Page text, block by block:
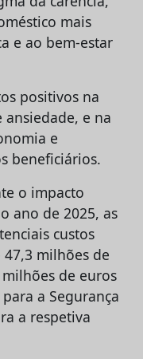
mais
e ao bem-estar
positivos na
e na
e
beneficiários.
o impacto
ano de 2025, as
custos
milhões de
de euros
a Segurança
a respetiva